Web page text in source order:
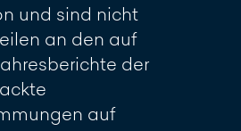
und sind nicht
an den auf
der
auf